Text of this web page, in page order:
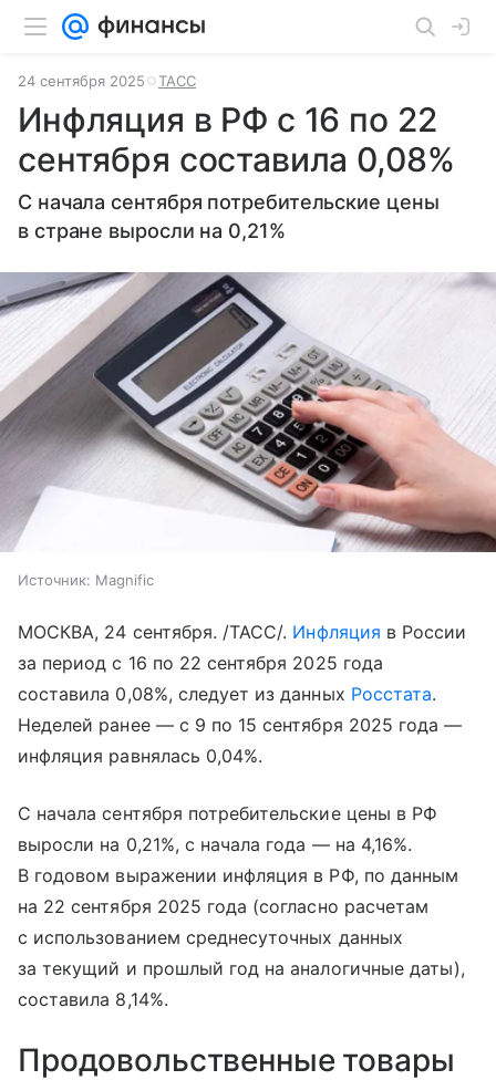
24 сентября 2025 ТАСС
Инфляция в РФ с 16 по 22
сентября составила 0,08%
С начала сентября потребительские цены
в стране выросли на 0,21%
Источник: Magnific
МОСКВА, 24 сентября. /ТАСС/. Инфляция в России
за период с 16 по 22 сентября 2025 года
составила 0,08%, следует из данных Росстата.
Неделей ранее — с 9 по 15 сентября 2025 года —
инфляция равнялась 0,04%.
С начала сентября потребительские цены в РФ
выросли на 0,21%, с начала года — на 4,16%.
В годовом выражении инфляция в РФ, по данным
на 22 сентября 2025 года (согласно расчетам
с использованием среднесуточных данных
за текущий и прошлый год на аналогичные даты),
составила 8,14%.
Продовольственные товары